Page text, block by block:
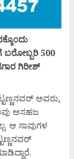
ಬರೋಬ್ಬರಿ 500
ಗಿರೀಶ್
ಅವರು,
ಅಸಹಜ
ಆ ಸಾವುಗಳ